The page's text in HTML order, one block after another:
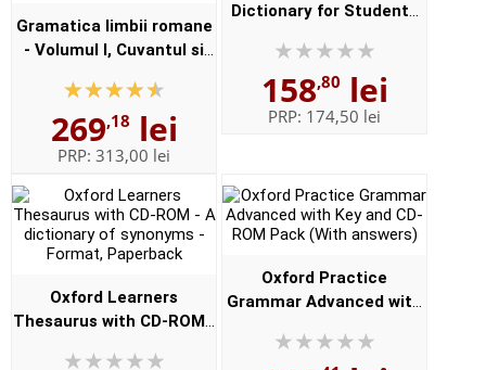
Gramatica limbii romane
- Volumul I, Cuvantul si
Elaborata sub egida
Institutului de
Lingvistica,,...
269,18 lei
PRP: 313,00 lei
Dictionary for Students
For students of English -
Format, Paperback
158,80 lei
PRP: 174,50 lei
Oxford Learners
Thesaurus with CD-ROM -
Oxford Practice
Grammar Advanced with
(With answers)